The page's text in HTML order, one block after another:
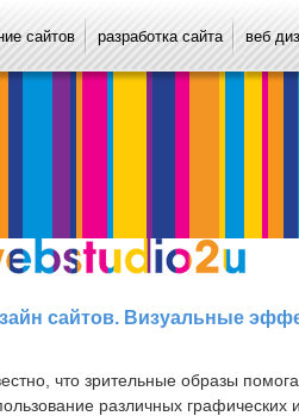
сайтов разработка сайта веб
сайтов. Визуальные
что зрительные образы
различных